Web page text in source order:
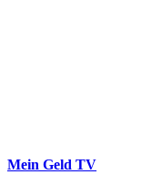
Mein Geld TV